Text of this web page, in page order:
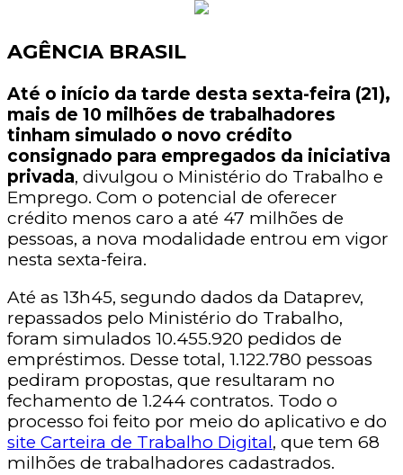
AGÊNCIA BRASIL
Até o início da tarde desta sexta-feira (21),
mais de 10 milhões de trabalhadores
tinham simulado o novo crédito
consignado para empregados da iniciativa
privada, divulgou o Ministério do Trabalho e
Emprego. Com o potencial de oferecer
crédito menos caro a até 47 milhões de
pessoas, a nova modalidade entrou em vigor
nesta sexta-feira.
Até as 13h45, segundo dados da Dataprev,
repassados pelo Ministério do Trabalho,
foram simulados 10.455.920 pedidos de
empréstimos. Desse total, 1.122.780 pessoas
pediram propostas, que resultaram no
fechamento de 1.244 contratos. Todo o
processo foi feito por meio do aplicativo e do
site Carteira de Trabalho Digital, que tem 68
milhões de trabalhadores cadastrados.